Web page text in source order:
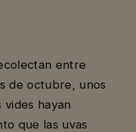
entre
de octubre, unos
vides hayan
que las uvas